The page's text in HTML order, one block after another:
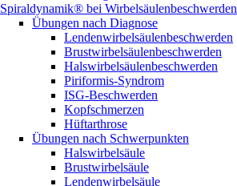
Spiraldynamik® bei Wirbelsäulen­beschwerden
Übungen nach Diagnose
Lendenwirbel­säulen­beschwerden
Brustwirbel­säulen­beschwerden
Halswirbel­säulen­beschwerden
Piriformis-Syndrom
ISG-Beschwerden
Kopfschmerzen
Hüftarthrose
Übungen nach Schwerpunkten
Halswirbelsäule
Brustwirbelsäule
Lendenwirbelsäule